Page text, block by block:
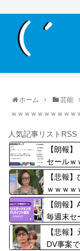
ホーム 芸能
ｗｗｗｗｗｗｗｗｗｗ
人気記事リストRSS
【朗報
セール
ント還元
【悲報
ｗｗｗｗ
【朗報
毎週末セ
ｗｗｗｗ
【悲報
DV事案